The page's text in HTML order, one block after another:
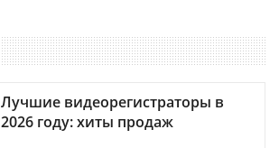
Лучшие видеорегистраторы в
2026 году: хиты продаж